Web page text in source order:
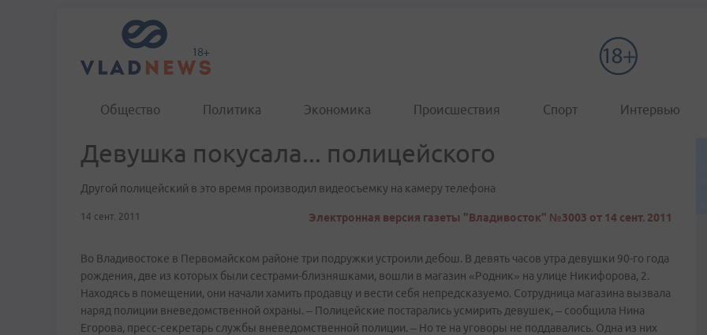
Общество Политика Экономика Происшествия Спорт Интервью
Девушка покусала... полицейского
Другой полицейский в это время производил видеосъемку на камеру телефона
14 сент. 2011 Электронная версия газеты "Владивосток" №3003 от 14 сент. 2011
Во Владивостоке в Первомайском районе три подружки устроили дебош. В девять часов утра девушки 90-го года
рождения, две из которых были сестрами-близняшками, вошли в магазин «Родник» на улице Никифорова, 2.
Находясь в помещении, они начали хамить продавцу и вести себя непредсказуемо. Сотрудница магазина вызвала
наряд полиции вневедомственной охраны. – Полицейские постарались усмирить девушек, – сообщила Нина
Егорова, пресс­-секретарь службы вневедомственной полиции. – Но те на уговоры не поддавались. Одна из них